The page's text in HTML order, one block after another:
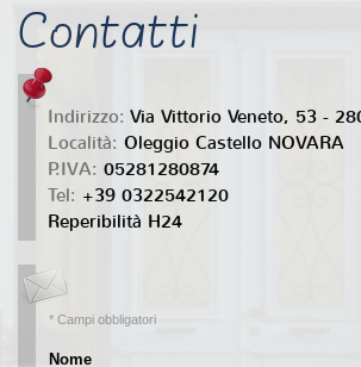
Contatti
Indirizzo: Via Vittorio Veneto, 53 -
Località: Oleggio Castello NOVARA
P.IVA: 05281280874
Tel: +39 0322542120
Reperibilità H24
* Campi obbligatori
Nome